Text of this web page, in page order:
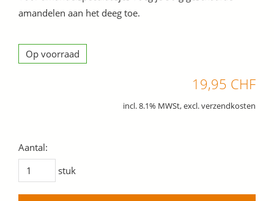
amandelen aan het deeg toe.
Op voorraad
19,95 CHF
incl. 8.1% MWSt, excl. verzendkosten
Aantal:
stuk